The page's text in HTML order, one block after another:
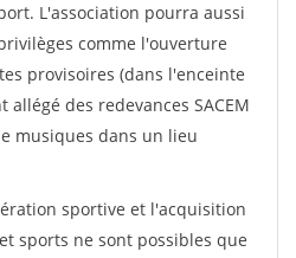
L'association pourra aussi
comme l'ouverture
provisoires (dans l'enceinte
des redevances SACEM
musiques dans un lieu
sportive et l'acquisition
sports ne sont possibles que